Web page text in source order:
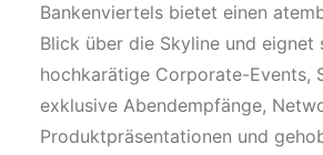
Bankenviertels bietet einen
Blick über die Skyline und
hochkarätige Corporate-Events,
exklusive Abendempfänge,
Produktpräsentationen und